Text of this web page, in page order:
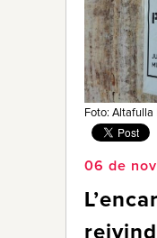
Foto: Altafulla
06 de